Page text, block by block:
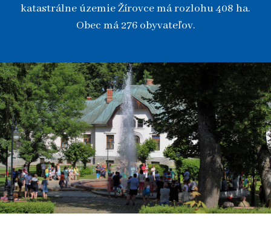
katastrálne územie Žírovce má rozlohu 408 ha.
Obec má 276 obyvateľov.